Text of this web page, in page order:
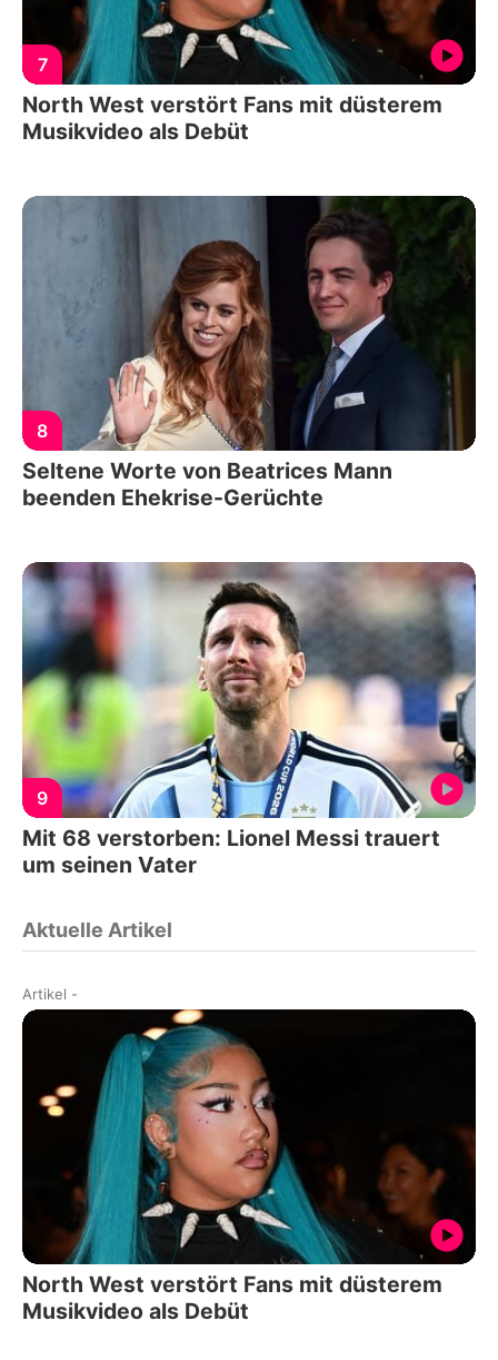
7
North West verstört Fans mit düsterem
Musikvideo als Debüt
8
Seltene Worte von Beatrices Mann
beenden Ehekrise-Gerüchte
9
Mit 68 verstorben: Lionel Messi trauert
um seinen Vater
Aktuelle Artikel
Artikel -
North West verstört Fans mit düsterem
Musikvideo als Debüt